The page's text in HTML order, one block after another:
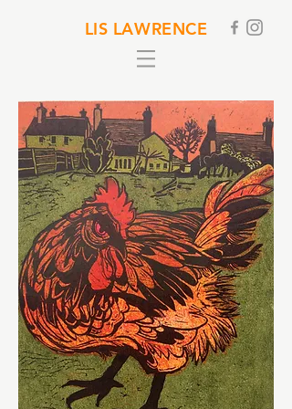
LIS LAWRENCE